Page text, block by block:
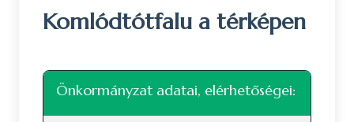
Komlódtótfalu a térképen
+
Önkormányzat adatai, elérhetőségei: